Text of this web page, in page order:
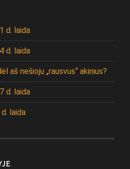
d. laida
d. laida
aš nešioju „rausvus“ akinius?
d. laida
laida